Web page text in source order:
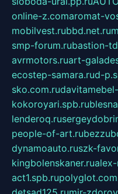
online-z.comaromat-
mobilvest.rubbd.net.ru
smp-forum.rubastion-
avrmotors.ruart-
ecostep-samara.rud-
sko.com.ru
kokoroyari.spb.ru
lenderoq.ru
people-of-art.ru
dynamoauto.ruszk-
kingbolenskaner.ru
act1.spb.ru